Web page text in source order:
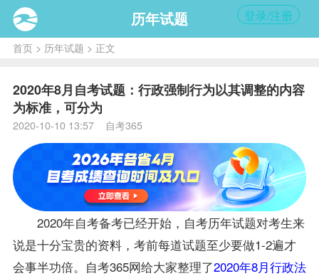
历年试题 登录/注册
首页> 历年试题 > 正文
2020年8月自考试题：行政强制行为以其调整的内容
为标准，可分为
2020-10-10 13:57 自考365
2020年自考备考已经开始，自考历年试题对考生来
说是十分宝贵的资料，考前每道试题至少要做1-2遍才
会事半功倍。自考365网给大家整理了2020年8月行政法